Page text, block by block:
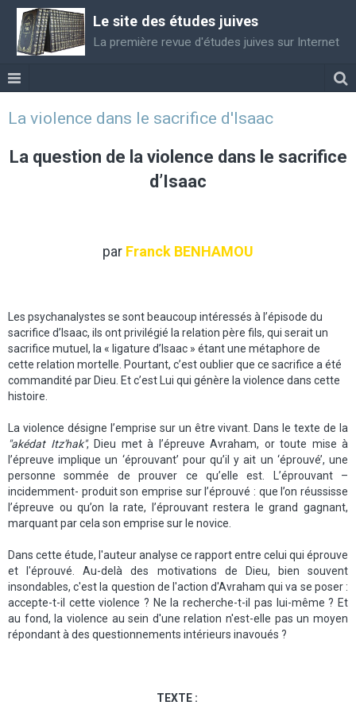
Le site des études juives
La première revue d'études juives sur Internet
La violence dans le sacrifice d'Isaac
La question de la violence dans le sacrifice
d’Isaac
par Franck BENHAMOU
Les psychanalystes se sont beaucoup intéressés à l’épisode du
sacrifice d’Isaac, ils ont privilégié la relation père fils, qui serait un
sacrifice mutuel, la « ligature d’Isaac » étant une métaphore de
cette relation mortelle. Pourtant, c’est oublier que ce sacrifice a été
commandité par Dieu. Et c’est Lui qui génère la violence dans cette
histoire.
La violence désigne l’emprise sur un être vivant. Dans le texte de la
"akédat Itz'hak", Dieu met à l’épreuve Avraham, or toute mise à
l’épreuve implique un ‘éprouvant’ pour qu’il y ait un ‘éprouvé’, une
personne sommée de prouver ce qu’elle est. L’éprouvant –
incidemment- produit son emprise sur l’éprouvé : que l’on réussisse
l’épreuve ou qu’on la rate, l’éprouvant restera le grand gagnant,
marquant par cela son emprise sur le novice.
Dans cette étude, l'auteur analyse ce rapport entre celui qui éprouve
et l'éprouvé. Au-delà des motivations de Dieu, bien souvent
insondables, c'est la question de l'action d'Avraham qui va se poser :
accepte-t-il cette violence ? Ne la recherche-t-il pas lui-même ? Et
au fond, la violence au sein d'une relation n'est-elle pas un moyen
répondant à des questionnements intérieurs inavoués ?
TEXTE :